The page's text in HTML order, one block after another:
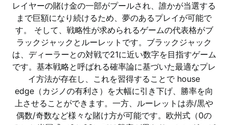
レイヤーの賭け金の一部がプールされ、誰かが当選する
まで巨額になり続けるため、夢のあるプレイが可能で
す。 そして、戦略性が求められるゲームの代表格がブ
ラックジャックとルーレットです。ブラックジャック
は、ディーラーとの対戦で21に近い数字を目指すゲーム
です。基本戦略と呼ばれる確率論に基づいた最適なプレ
イ方法が存在し、これを習得することで house
edge（カジノの有利さ）を大幅に引き下げ、勝率を向
上させることができます。一方、ルーレットは赤/黒や
偶数/奇数など様々な賭け方が可能です。欧州式（0の